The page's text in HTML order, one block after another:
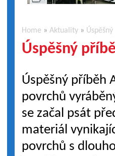
Home »Aktuality »
Úspěšný
Úspěšný příběh
povrchů
se začal psát
materiál
povrchů s